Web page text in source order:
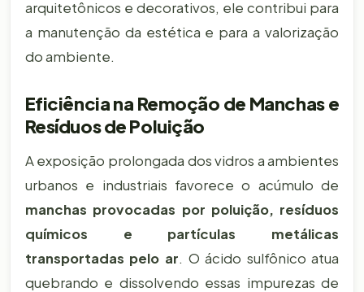
arquitetônicos e decorativos, ele contribui para
a manutenção da estética e para a valorização
do ambiente.
Eficiência na Remoção de Manchas e
Resíduos de Poluição
A exposição prolongada dos vidros a ambientes
urbanos e industriais favorece o acúmulo de
manchas provocadas por poluição, resíduos
químicos e partículas metálicas
transportadas pelo ar. O ácido sulfônico atua
quebrando e dissolvendo essas impurezas de